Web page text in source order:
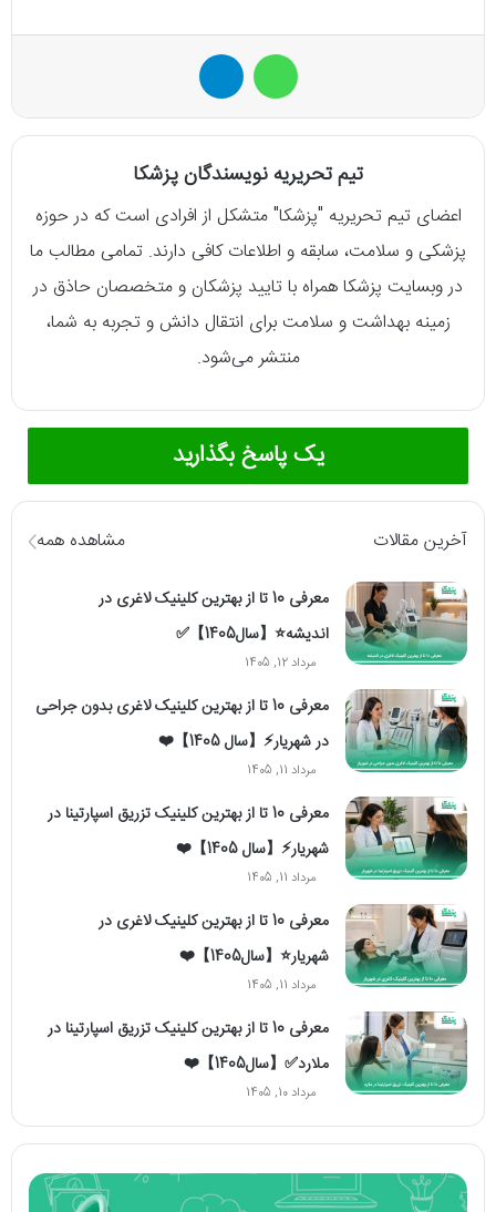
واتس آپ
تیم تحریریه نویسندگان پزشکا
اعضای تیم تحریریه "پزشکا" متشکل از افرادی است که در حوزه
پزشکی و سلامت، سابقه و اطلاعات کافی دارند. تمامی مطالب ما
در وبسایت پزشکا همراه با تایید پزشکان و متخصصان حاذق در
زمینه بهداشت و سلامت برای انتقال دانش و تجربه به شما،
منتشر می‌شود.
یک پاسخ بگذارید
آخرین مقالات مشاهده همه
معرفی 10 تا از بهترین کلینیک لاغری در
اندیشه⭐【سال1405】✅
مرداد 12, 1405
معرفی 10 تا از بهترین کلینیک لاغری بدون جراحی
در شهریار⚡【سال 1405】❤️
مرداد 11, 1405
معرفی 10 تا از بهترین کلینیک تزریق اسپارتینا در
شهریار⚡【سال 1405】❤️
مرداد 11, 1405
معرفی 10 تا از بهترین کلینیک لاغری در
شهریار⭐【سال1405】❤️
مرداد 11, 1405
معرفی 10 تا از بهترین کلینیک تزریق اسپارتینا در
ملارد✅【سال1405】❤️
مرداد 10, 1405